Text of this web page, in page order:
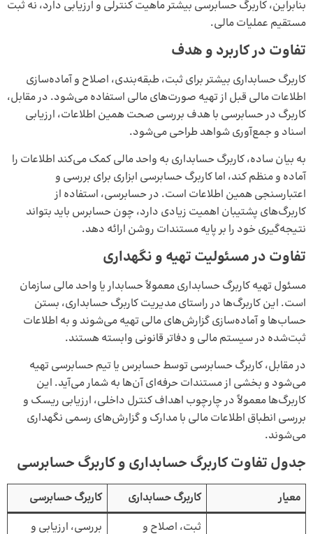
بنابراین، کاربرگ حسابرسی بیشتر ماهیت کنترلی و ارزیابی دارد، نه ثبت
مستقیم عملیات مالی.
تفاوت در کاربرد و هدف
کاربرگ حسابداری بیشتر برای ثبت، طبقه‌بندی، اصلاح و آماده‌سازی
اطلاعات مالی قبل از تهیه صورت‌های مالی استفاده می‌شود. در مقابل،
کاربرگ در حسابرسی با هدف بررسی صحت همین اطلاعات، ارزیابی
اسناد و جمع‌آوری شواهد طراحی می‌شود.
به بیان ساده، کاربرگ حسابداری به واحد مالی کمک می‌کند اطلاعات را
آماده و منظم کند، اما کاربرگ حسابرسی ابزاری برای بررسی و
اعتبارسنجی همین اطلاعات است. در حسابرسی، استفاده از
کاربرگ‌های پشتیبان اهمیت زیادی دارد، چون حسابرس باید بتواند
نتیجه‌گیری خود را بر پایه مستندات روشن ارائه دهد.
تفاوت در مسئولیت تهیه و نگهداری
مسئول تهیه کاربرگ حسابداری معمولاً حسابدار یا واحد مالی سازمان
است. این کاربرگ‌ها در راستای مدیریت کاربرگ حسابداری، بستن
حساب‌ها و آماده‌سازی گزارش‌های مالی تهیه می‌شوند و به اطلاعات
ثبت‌شده در سیستم مالی و دفاتر قانونی وابسته هستند.
در مقابل، کاربرگ حسابرسی توسط حسابرس یا تیم حسابرسی تهیه
می‌شود و بخشی از مستندات حرفه‌ای آن‌ها به شمار می‌آید. این
کاربرگ‌ها معمولاً در چارچوب اهداف کنترل داخلی، ارزیابی ریسک و
بررسی انطباق اطلاعات مالی با مدارک و گزارش‌های رسمی نگهداری
می‌شوند.
جدول تفاوت کاربرگ حسابداری و کاربرگ حسابرسی
معیار کاربرگ حسابداری کاربرگ حسابرسی
ثبت، اصلاح و
بررسی، ارزیابی و